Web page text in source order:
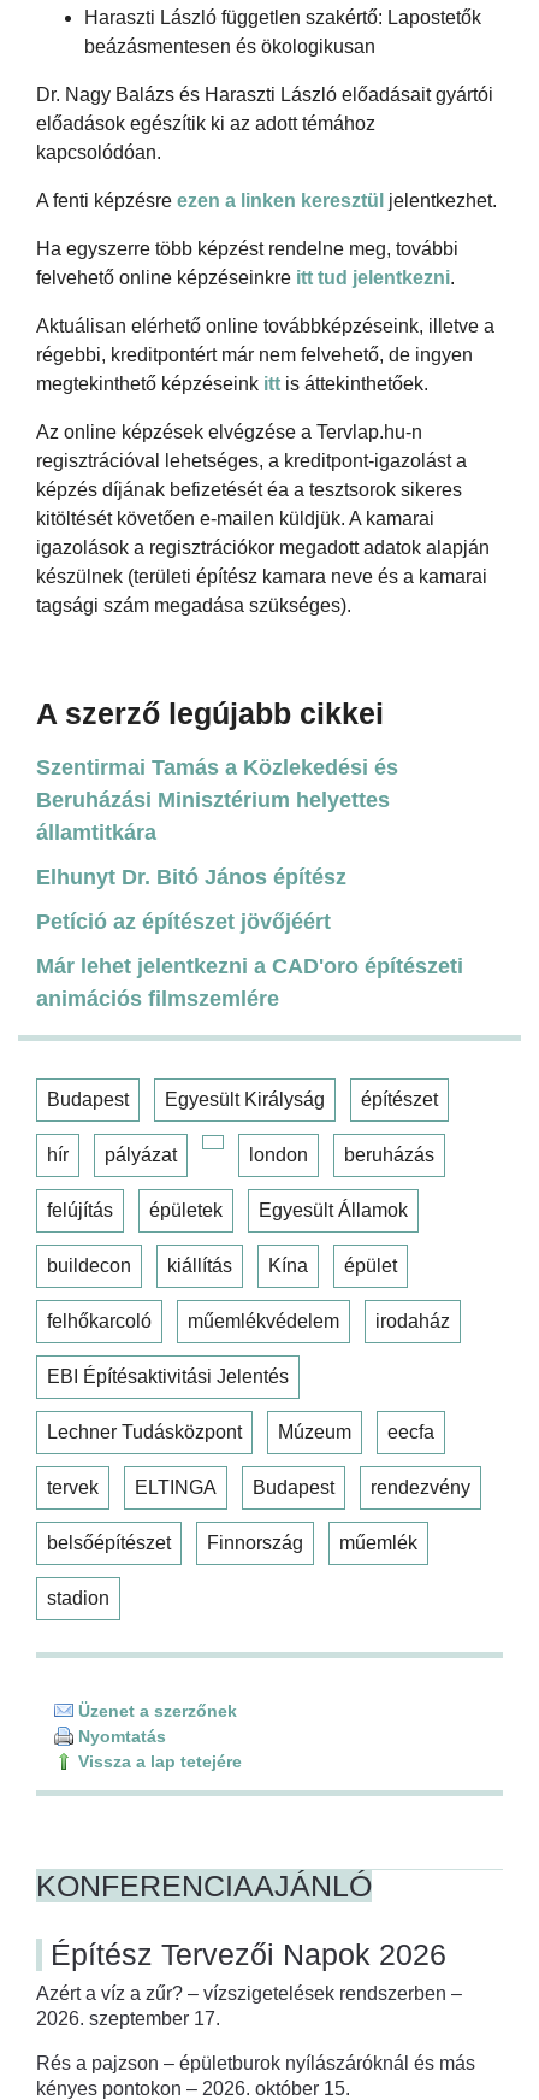
Haraszti László független szakértő: Lapostetők
beázásmentesen és ökologikusan
Dr. Nagy Balázs és Haraszti László előadásait gyártói
előadások egészítik ki az adott témához
kapcsolódóan.
A fenti képzésre ezen a linken keresztül jelentkezhet.
Ha egyszerre több képzést rendelne meg, további
felvehető online képzéseinkre itt tud jelentkezni.
Aktuálisan elérhető online továbbképzéseink, illetve a
régebbi, kreditpontért már nem felvehető, de ingyen
megtekinthető képzéseink itt is áttekinthetőek.
Az online képzések elvégzése a Tervlap.hu-n
regisztrációval lehetséges, a kreditpont-igazolást a
képzés díjának befizetését éa a tesztsorok sikeres
kitöltését követően e-mailen küldjük. A kamarai
igazolások a regisztrációkor megadott adatok alapján
készülnek (területi építész kamara neve és a kamarai
tagsági szám megadása szükséges).
A szerző legújabb cikkei
Szentirmai Tamás a Közlekedési és
Beruházási Minisztérium helyettes
államtitkára
Elhunyt Dr. Bitó János építész
Petíció az építészet jövőjéért
Már lehet jelentkezni a CAD'oro építészeti
animációs filmszemlére
Budapest Egyesült Királyság építészet
hír pályázat london beruházás
felújítás épületek Egyesült Államok
buildecon kiállítás Kína épület
felhőkarcoló műemlékvédelem irodaház
EBI Építésaktivitási Jelentés
Lechner Tudásközpont Múzeum eecfa
tervek ELTINGA Budapest rendezvény
belsőépítészet Finnország műemlék
stadion
Üzenet a szerzőnek
Nyomtatás
Vissza a lap tetejére
KONFERENCIAAJÁNLÓ
Építész Tervezői Napok 2026
Azért a víz a zűr? – vízszigetelések rendszerben –
2026. szeptember 17.
Rés a pajzson – épületburok nyílászáróknál és más
kényes pontokon – 2026. október 15.